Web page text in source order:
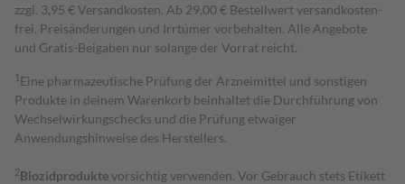
zzgl. 3,95 € Versandkosten. Ab 29,00 € Bestell­wert versand­kosten­
frei. Preisänderungen und Irrtümer vorbehalten. Alle Angebote
und Gratis-Beigaben nur solange der Vorrat reicht.
1 Eine pharmazeutische Prüfung der Arzneimittel und sonstigen
Produkte in deinem Warenkorb beinhaltet die Durchführung von
Wechselwirkungschecks und die Prüfung etwaiger
Anwendungshinweise des Herstellers.
2Biozidproduktevorsichtig verwenden. Vor Gebrauch stets Etikett